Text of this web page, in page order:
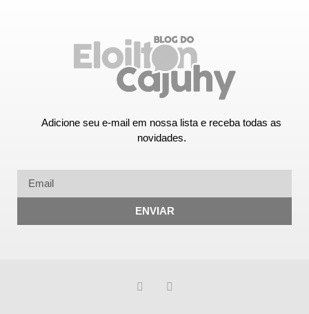
Adicione seu e-mail em nossa lista e receba todas as
novidades.
ENVIAR